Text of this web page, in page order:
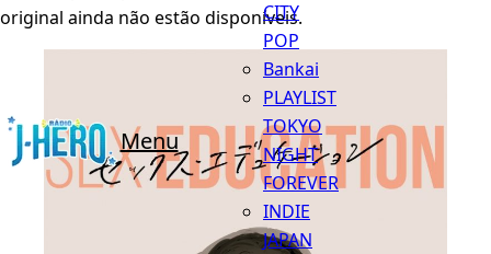
Menu
CITY
POP
Bankai
PLAYLIST
TOKYO
NIGHT
FOREVER
INDIE
JAPAN
original ainda não estão disponíveis.